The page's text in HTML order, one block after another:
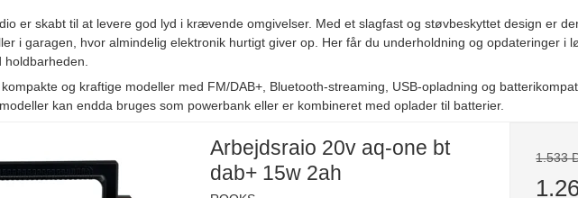
er skabt til at levere god lyd i krævende omgivelser. Med et slagfast og støvbeskyttet design er
i garagen, hvor almindelig elektronik hurtigt giver op. Her får du underholdning og opdateringer i
og kraftige modeller med FM/DAB+, Bluetooth-streaming, USB-opladning og
kan endda bruges som powerbank eller er kombineret med oplader til batterier.
Arbejdsraio 20v aq-one bt
dab+ 15w 2ah
1.533